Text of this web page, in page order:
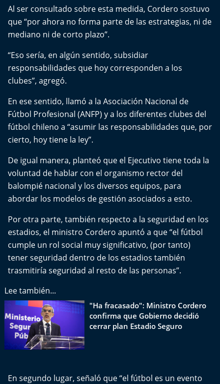
El Mejor País de Chile
Te invito a tomar once
Bío Bío en Ruta
Especiales
Chiche cuadra y su parrilla
Motorfem
Chile, Historia de 30 años
Carrera a La Moneda
Aquí Estamos
Sello de raza
Trasnoche
Reto Inmobiliario
Punto de Encuentro
Yo invito
Al ser consultado sobre esta medida, Cordero sostuvo
que “por ahora no forma parte de las estrategias, ni de
mediano ni de corto plazo”.
“Eso sería, en algún sentido, subsidiar
responsabilidades que hoy corresponden a los
clubes”, agregó.
En ese sentido, llamó a la Asociación Nacional de
Fútbol Profesional (ANFP) y a los diferentes clubes del
fútbol chileno a “asumir las responsabilidades que, por
cierto, hoy tiene la ley”.
De igual manera, planteó que el Ejecutivo tiene toda la
voluntad de hablar con el organismo rector del
balompié nacional y los diversos equipos, para
abordar los modelos de gestión asociados a esto.
Por otra parte, también respecto a la seguridad en los
estadios, el ministro Cordero apuntó a que “el fútbol
cumple un rol social muy significativo, (por tanto)
tener seguridad dentro de los estadios también
trasmitiría seguridad al resto de las personas”.
Lee también...
"Ha fracasado": Ministro Cordero
confirma que Gobierno decidió
cerrar plan Estadio Seguro
En segundo lugar, señaló que “el fútbol es un evento